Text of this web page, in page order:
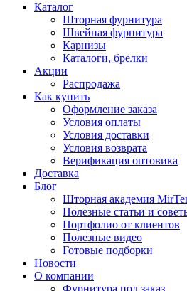
Каталог
Шторная фурнитура
Швейная фурнитура
Карнизы
Каталоги, брелки
Акции
Распродажа
Как купить
Оформление заказа
Условия оплаты
Условия доставки
Условия возврата
Верификация оптовика
Доставка
Блог
Шторная академия
Полезные статьи и
Портфолио от клиентов
Полезные видео
Готовые подборки
Новости
О компании
Фурнитура под заказ